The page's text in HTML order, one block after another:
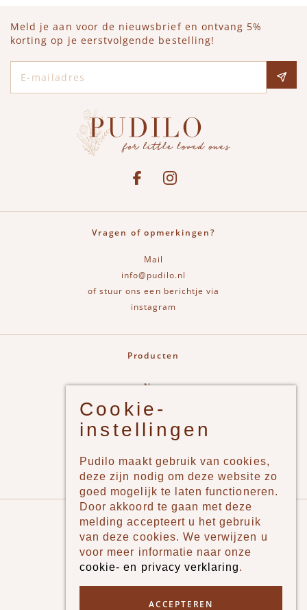
Meld je aan voor de nieuwsbrief en ontvang 5%
korting op je eerstvolgende bestelling!
See our FacebookBekijk onze Instagram pagina
Vragen of opmerkingen?
Mail
info@pudilo.nl
of stuur ons een berichtje via
instagram
Producten
New
Jongens
Meisjes
Merken
Pudilo
Over ons
Algemene voorwaarden
Cookie-
instellingen
Pudilo maakt gebruik van cookies,
deze zijn nodig om deze website zo
goed mogelijk te laten functioneren.
Door akkoord te gaan met deze
melding accepteert u het gebruik
van deze cookies. We verwijzen u
voor meer informatie naar onze
cookie- en privacy verklaring.
ACCEPTEREN